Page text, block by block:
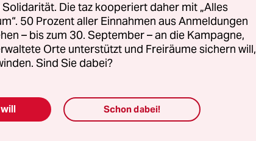
hatte er auf
hat die unabhängige
seit 2009 gewesen. Damit
kann, fehlt allerdings
Die taz kooperiert daher mit „Alles
50 Prozent aller Einnahmen aus Anmeldungen
– bis zum 30. September – an die Kampagne,
Orte unterstützt und Freiräume sichern will,
Sind Sie dabei?
Schon dabei!